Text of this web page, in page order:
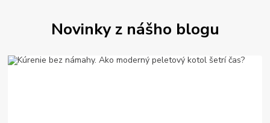
Novinky z nášho blogu